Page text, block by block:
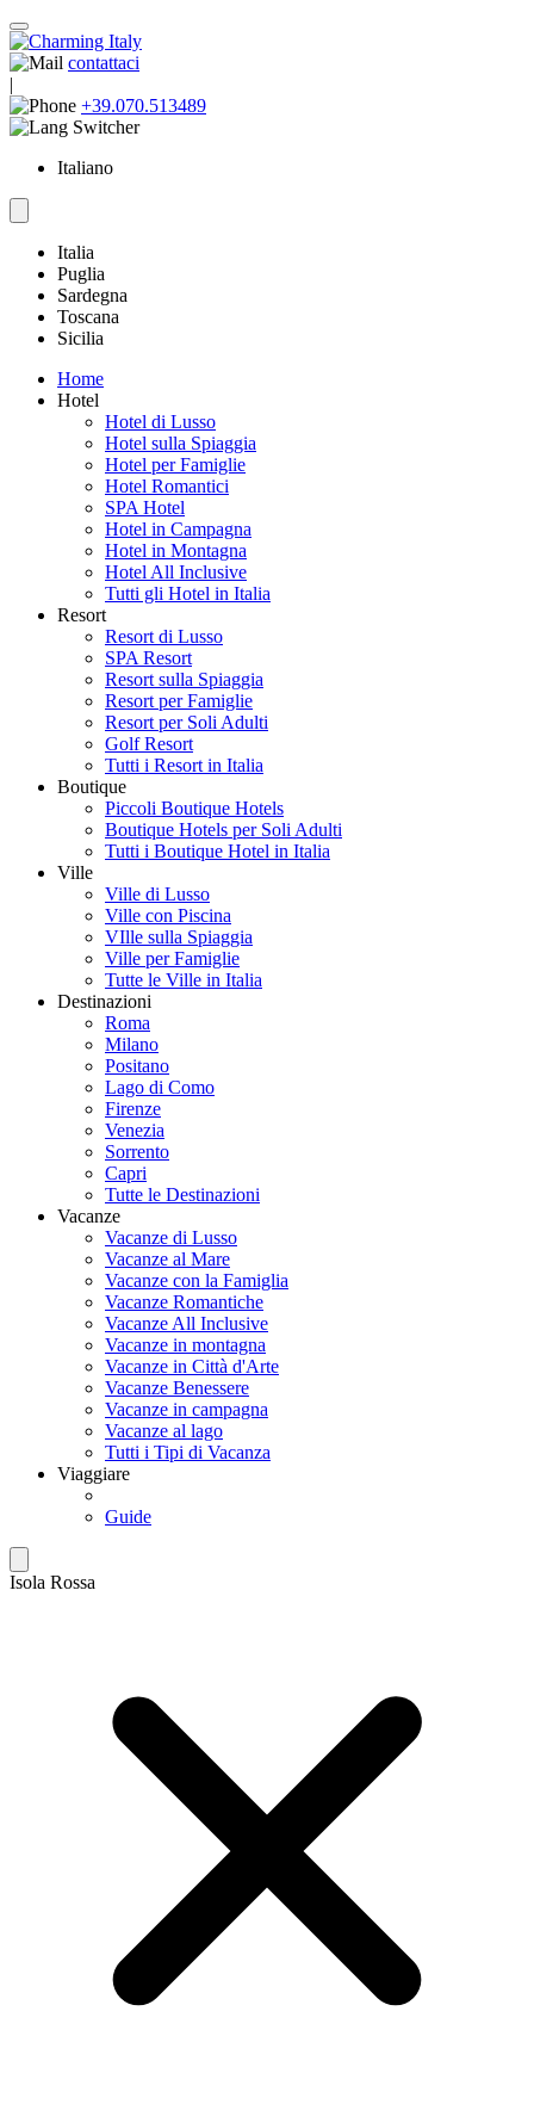
contattaci
|
+39.070.513489
Italiano
Italia
Puglia
Sardegna
Toscana
Sicilia
Home
Hotel
Hotel di Lusso
Hotel sulla Spiaggia
Hotel per Famiglie
Hotel Romantici
SPA Hotel
Hotel in Campagna
Hotel in Montagna
Hotel All Inclusive
Tutti gli Hotel in Italia
Resort
Resort di Lusso
SPA Resort
Resort sulla Spiaggia
Resort per Famiglie
Resort per Soli Adulti
Golf Resort
Tutti i Resort in Italia
Boutique
Piccoli Boutique Hotels
Boutique Hotels per Soli Adulti
Tutti i Boutique Hotel in Italia
Ville
Ville di Lusso
Ville con Piscina
VIlle sulla Spiaggia
Ville per Famiglie
Tutte le Ville in Italia
Destinazioni
Roma
Milano
Positano
Lago di Como
Firenze
Venezia
Sorrento
Capri
Tutte le Destinazioni
Vacanze
Vacanze di Lusso
Vacanze al Mare
Vacanze con la Famiglia
Vacanze Romantiche
Vacanze All Inclusive
Vacanze in montagna
Vacanze in Città d'Arte
Vacanze Benessere
Vacanze in campagna
Vacanze al lago
Tutti i Tipi di Vacanza
Viaggiare
Guide
Isola Rossa